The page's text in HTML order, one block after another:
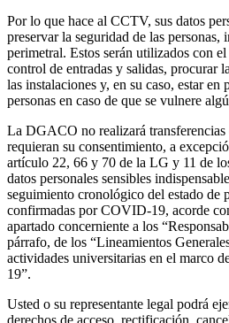
Por lo que hace al CCTV, sus datos
preservar la seguridad de las personas,
perimetral. Estos serán utilizados con
control de entradas y salidas, procurar
las instalaciones y, en su caso, estar
personas en caso de que se vulnere
La DGACO no realizará transferencias
requieran su consentimiento, a
artículo 22, 66 y 70 de la LG y 11 de
datos personales sensibles
seguimiento cronológico del estado de
confirmadas por COVID-19, acorde
apartado concerniente a los
párrafo, de los “Lineamientos
actividades universitarias en el marco
19”.
Usted o su representante legal podrá